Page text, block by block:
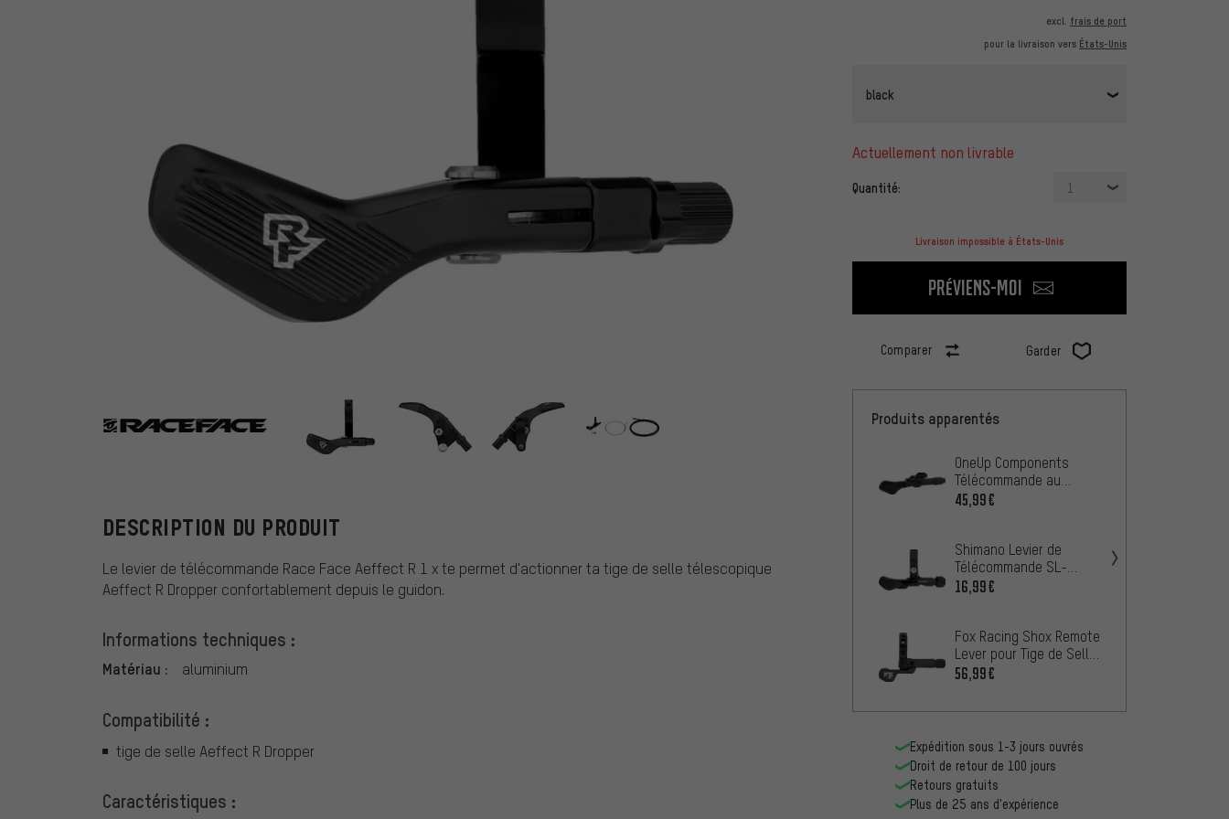
excl. frais de port
pour la livraison vers États-Unis
black
actuellement non livrable
Quantité: 1
Livraison impossible à États-Unis
Préviens-moi
Comparer Garder
Race Face
DESCRIPTION DU PRODUIT
Le levier de télécommande Race Face Aeffect R 1 x te permet d'actionner ta tige de selle télescopique
Aeffect R Dropper confortablement depuis le guidon.
Informations techniques :
Matériau : aluminium
Compatibilité :
tige de selle Aeffect R Dropper
Caractéristiques :
Produits apparentés
OneUp Components
Télécommande au
Guidon Dropper Post V3
45,99€
Shimano Levier de
Télécommande SL-
MT500-L avec Attache
16,99€
Fox Racing Shox Remote
Lever pour Tige de Selle
Transfer
56,99€
Expédition sous 1-3 jours ouvrés
Droit de retour de 100 jours
Retours gratuits
Plus de 25 ans d'expérience